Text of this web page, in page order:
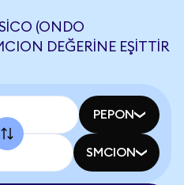
(ONDO
DEĞERINE EŞITTIR
PEPON
SMCION